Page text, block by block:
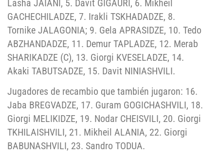
Lasha JAIANI, 5. Davit GIGAURI, 6. Mikheil
GACHECHILADZE, 7. Irakli TSKHADADZE, 8.
Tornike JALAGONIA; 9. Gela APRASIDZE, 10. Tedo
ABZHANDADZE, 11. Demur TAPLADZE, 12. Merab
SHARIKADZE (C), 13. Giorgi KVESELADZE, 14.
Akaki TABUTSADZE, 15. Davit NINIASHVILI.
Jugadores de recambio que también jugaron: 16.
Jaba BREGVADZE, 17. Guram GOGICHASHVILI, 18.
Giorgi MELIKIDZE, 19. Nodar CHEISVILI, 20. Giorgi
TKHILAISHVILI, 21. Mikheil ALANIA, 22. Giorgi
BABUNASHVILI, 23. Sandro TODUA.